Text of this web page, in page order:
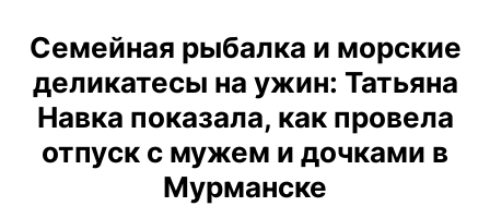
Семейная рыбалка и морские
деликатесы на ужин: Татьяна
Навка показала, как провела
отпуск с мужем и дочками в
Мурманске